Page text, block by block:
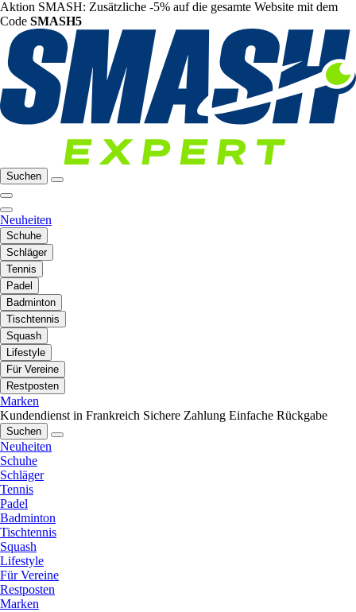
Aktion SMASH: Zusätzliche -5% auf die gesamte Website mit dem
Code SMASH5
Suchen
Neuheiten
Schuhe
Schläger
Tennis
Padel
Badminton
Tischtennis
Squash
Lifestyle
Für Vereine
Restposten
Marken
Kundendienst in Frankreich Sichere Zahlung Einfache Rückgabe
Suchen
Neuheiten
Schuhe
Schläger
Tennis
Padel
Badminton
Tischtennis
Squash
Lifestyle
Für Vereine
Restposten
Marken